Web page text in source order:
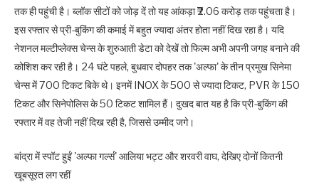
तक ही पहुंची है। ब्‍लॉक सीटों को जोड़ दें तो यह आंकड़ा ₹2.06 करोड़ तक पहुंचता है।
इस रफ्तार से प्री-बुकिंग की कमाई में बहुत ज्यादा अंतर होता नहीं दिख रहा है। यदि
नेशनल मल्‍टीप्‍लेक्‍स चेन्स के शुरुआती डेटा को देखें तो फ‍िल्म अभी अपनी जगह बनाने की
कोशिश कर रही है। 24 घंटे पहले, बुधवार दोपहर तक 'अल्फा' के तीन प्रमुख स‍िनेमा
चेन्स में 700 टिकट बिके थे। इनमें INOX के 500 से ज्यादा टिकट, PVR के 150
टिकट और सिनेपोलिस के 50 टिकट शामिल हैं। दुखद बात यह है कि प्री-बुकिंग की
रफ्तार में वह तेजी नहीं दिख रही है, जिससे उम्‍मीद जगे।
बांद्रा में स्पॉट हुईं 'अल्फा गर्ल्स' आलिया भट्ट और शरवरी वाघ, देखिए दोनों कितनी
खूबसूरत लग रहीं